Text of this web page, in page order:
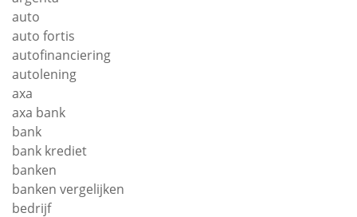
auto
auto fortis
autofinanciering
autolening
axa
axa bank
bank
bank krediet
banken
banken vergelijken
bedrijf